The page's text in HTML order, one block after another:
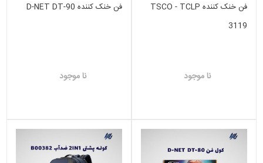
فن خنک کننده TSCO - TCLP
3119
نا موجود
فن خنک کننده D-NET DT-90
نا موجود